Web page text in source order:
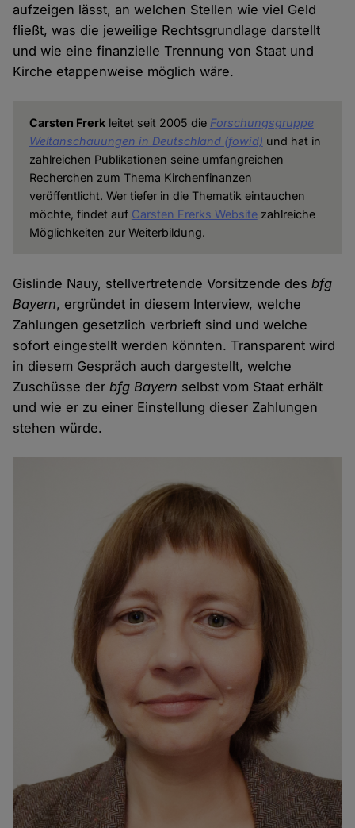
aufzeigen lässt, an welchen Stellen wie viel Geld
fließt, was die jeweilige Rechtsgrundlage darstellt
und wie eine finanzielle Trennung von Staat und
Kirche etappenweise möglich wäre.
Carsten Frerkleitet seit 2005 die Forschungsgruppe
Weltanschauungen in Deutschland (fowid) und hat in
zahlreichen Publikationen seine umfangreichen
Recherchen zum Thema Kirchenfinanzen
veröffentlicht. Wer tiefer in die Thematik eintauchen
möchte, findet auf Carsten Frerks Websitezahlreiche
Möglichkeiten zur Weiterbildung.
Gislinde Nauy, stellvertretende Vorsitzende desbfg
Bayern, ergründet in diesem Interview, welche
Zahlungen gesetzlich verbrieft sind und welche
sofort eingestellt werden könnten. Transparent wird
in diesem Gespräch auch dargestellt, welche
Zuschüsse derbfg Bayern selbst vom Staat erhält
und wie er zu einer Einstellung dieser Zahlungen
stehen würde.